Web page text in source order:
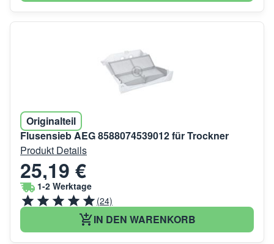
Originalteil
Flusensieb AEG 8588074539012 für Trockner
Produkt Details
25,19 €
1-2 Werktage
(24)
IN DEN WARENKORB